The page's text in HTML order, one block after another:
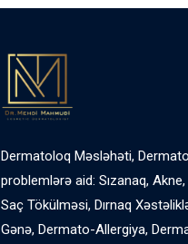
Dermatoloq Məsləhəti,
problemlərə aid: Sızanaq, Akne,
Saç Tökülməsi, Dırnaq
Gənə, Dermato-Allergiya,